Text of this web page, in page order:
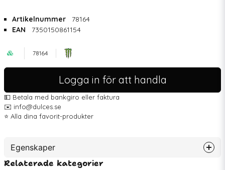
Artikelnummer
78164
EAN
7350150861154
78164
Logga in för att handla
💵 Betala med bankgiro eller faktura
✉️ info@dulces.se
⭐️ Alla dina favorit-produkter
Egenskaper
Artikelnummer
Relaterade kategorier